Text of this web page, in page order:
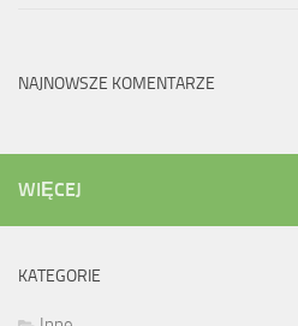
NAJNOWSZE KOMENTARZE
WIĘCEJ
KATEGORIE